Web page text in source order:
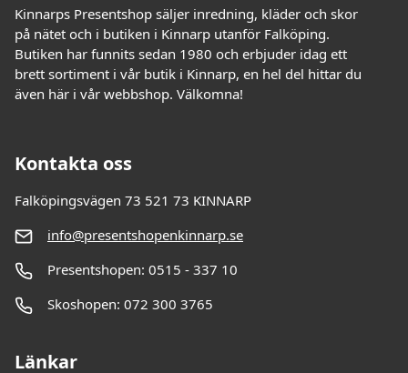
Kinnarps Presentshop säljer inredning, kläder och skor
på nätet och i butiken i Kinnarp utanför Falköping.
Butiken har funnits sedan 1980 och erbjuder idag ett
brett sortiment i vår butik i Kinnarp, en hel del hittar du
även här i vår webbshop. Välkomna!
Kontakta oss
Falköpingsvägen 73 521 73 KINNARP
info@presentshopenkinnarp.se
Presentshopen: 0515 - 337 10
Skoshopen: 072 300 3765
Länkar